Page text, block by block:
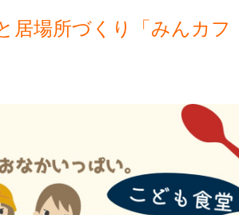
居場所づくり「みんカフ